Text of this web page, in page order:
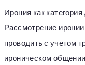
Ирония как
Рассмотрение
проводить с учетом
ироническом